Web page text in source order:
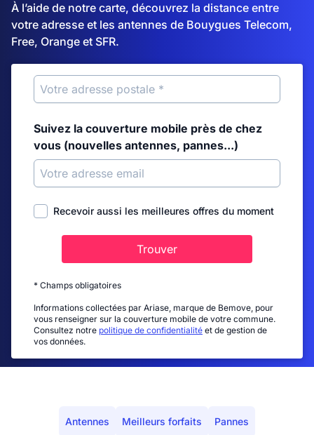
À l’aide de notre carte, découvrez la distance entre
votre adresse et les antennes de Bouygues Telecom,
Free, Orange et SFR.
Suivez la couverture mobile près de chez
vous (nouvelles antennes, pannes...)
Recevoir aussi les meilleures offres du moment
Trouver
* Champs obligatoires
Informations collectées par Ariase, marque de Bemove, pour
vous renseigner sur la couverture mobile de votre commune.
Consultez notre politique de confidentialité et de gestion de
vos données.
Antennes Meilleurs forfaits Pannes